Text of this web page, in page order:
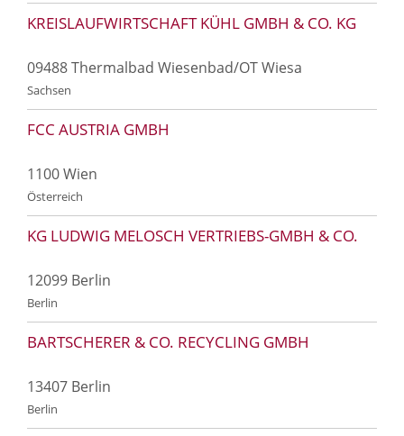
KREISLAUFWIRTSCHAFT KÜHL GMBH & CO. KG
09488 Thermalbad Wiesenbad/OT Wiesa
Sachsen
FCC AUSTRIA GMBH
1100 Wien
Österreich
KG LUDWIG MELOSCH VERTRIEBS-GMBH & CO.
12099 Berlin
Berlin
BARTSCHERER & CO. RECYCLING GMBH
13407 Berlin
Berlin